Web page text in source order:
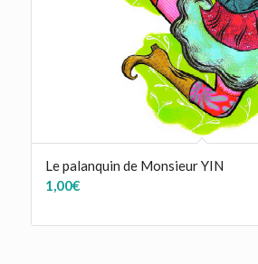
Le palanquin de Monsieur YIN
1,00€